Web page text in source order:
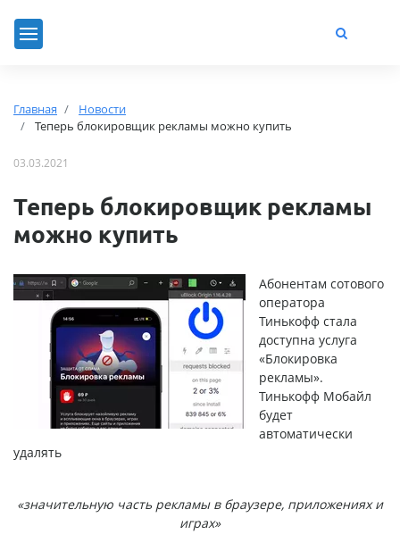
Главная
Новости
Теперь блокировщик рекламы можно купить
03.03.2021
Теперь блокировщик рекламы
можно купить
Абонентам сотового
оператора
Тинькофф стала
доступна услуга
«Блокировка
рекламы».
Тинькофф Мобайл
будет
автоматически
удалять
«значительную часть рекламы в браузере, приложениях и
играх»